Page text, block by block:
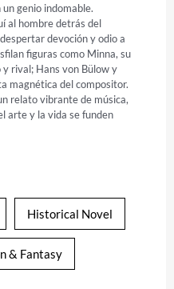
genio indomable.
al hombre detrás del
devoción y odio a
figuras como Minna, su
y rival; Hans von Bülow y
magnética del compositor.
relato vibrante de música,
arte y la vida se funden
Historical Novel
& Fantasy